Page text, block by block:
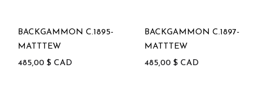
BACKGAMMON C.1895-
MATTTEW
485,00 $ CAD
BACKGAMMON C.1897-
MATTTEW
485,00 $ CAD